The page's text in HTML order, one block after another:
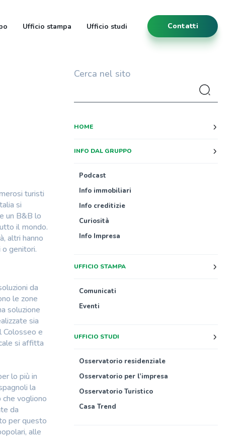
Contatti
Ufficio stampa Ufficio studi
turisti
si
un B&B lo
il mondo.
altri hanno
genitori.
da
le zone
soluzione
sia
Colosseo e
si affitta
lo più in
la
vogliono
da
per questo
alle
Cerca nel sito
HOME
INFO DAL GRUPPO
Podcast
Info immobiliari
Info creditizie
Curiosità
Info Impresa
UFFICIO STAMPA
Comunicati
Eventi
UFFICIO STUDI
Osservatorio residenziale
Osservatorio per l’impresa
Osservatorio Turistico
Casa Trend